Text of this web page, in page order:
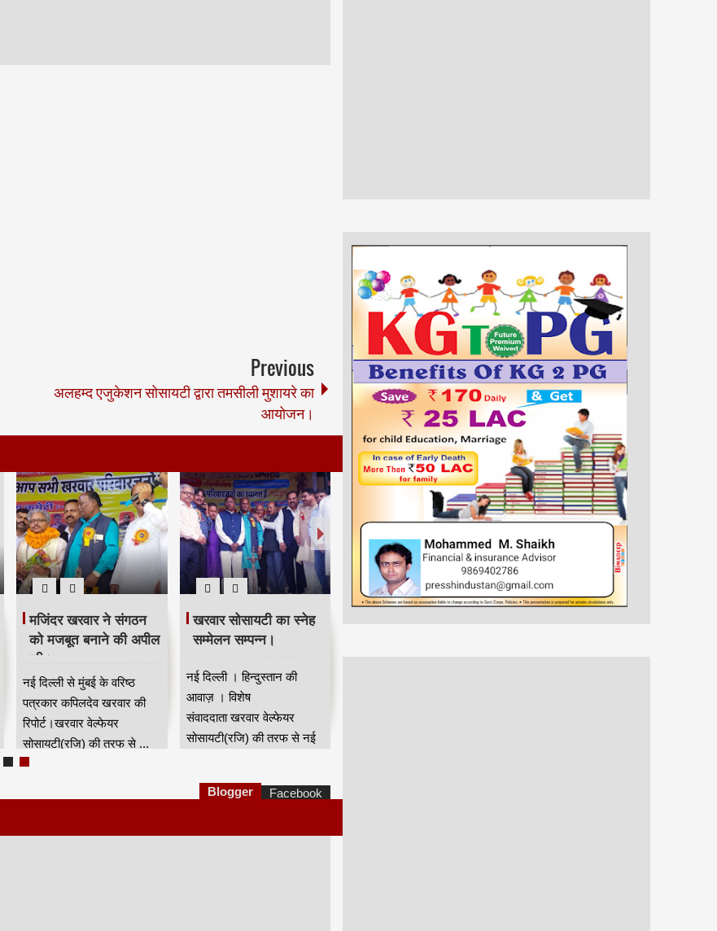
Previous
अलहम्द एजुकेशन सोसायटी द्वारा तमसीली मुशायरे का
आयोजन।
मजिंदर खरवार ने संगठन
को मजबूत बनाने की अपील
की।
नई दिल्ली से मुंबई के वरिष्ठ
पत्रकार कपिलदेव खरवार की
रिपोर्ट।खरवार वेल्फेयर
सोसायटी(रजि) की तरफ से ...
खरवार सोसायटी का स्नेह
सम्मेलन सम्पन्न।
नई दिल्ली । हिन्दुस्तान की
आवाज़ । विशेष
संवाददाता खरवार वेल्फेयर
सोसायटी(रजि) की तरफ से नई
Blogger Facebook